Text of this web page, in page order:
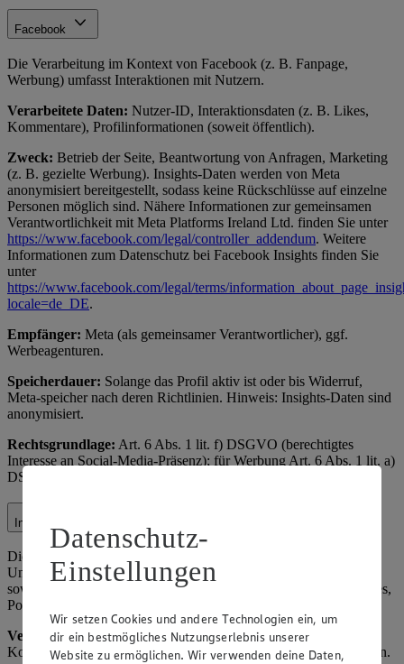
Facebook
Die Verarbeitung im Kontext von Facebook (z. B. Fanpage,
Werbung) umfasst Interaktionen mit Nutzern.
Verarbeitete Daten: Nutzer-ID, Interaktionsdaten (z. B. Likes,
Kommentare), Profilinformationen (soweit öffentlich).
Zweck: Betrieb der Seite, Beantwortung von Anfragen, Marketing
(z. B. gezielte Werbung). Insights-Daten werden von Meta
anonymisiert bereitgestellt, sodass keine Rückschlüsse auf einzelne
Personen möglich sind. Nähere Informationen zur gemeinsamen
Verantwortlichkeit mit Meta Platforms Ireland Ltd. finden Sie unter
https://www.facebook.com/legal/controller_addendum. Weitere
Informationen zum Datenschutz bei Facebook Insights finden Sie
unter
https://www.facebook.com/legal/terms/
locale=de_DE.
Empfänger: Meta (als gemeinsamer Verantwortlicher), ggf.
Werbeagenturen.
Speicherdauer: Solange das Profil aktiv ist oder bis Widerruf,
Meta-speicher nach deren Richtlinien. Hinweis: Insights-Daten sind
anonymisiert.
Rechtsgrundlage: Art. 6 Abs. 1 lit. f) DSGVO (berechtigtes
Interesse an Social-Media-Präsenz); für Werbung Art. 6 Abs. 1 lit. a)
DSGVO (Einwilligung über Facebook-Einstellungen).
Instagram
Die Verarbeitung im Kontext von Instagram (z. B.
Unternehmensprofil, Werbung) umfasst Interaktionen mit Nutzern
sowie die Veröffentlichung und Analyse von Inhalten (z. B. Stories,
Posts).
Verarbeitete Daten:Nutzer-ID, Interaktionsdaten (z. B. Likes,
Kommentare), Profilinformationen (soweit öffentlich), Inhaltsdaten.
Datenschutz-
Einstellungen
Wir setzen Cookies und andere Technologien ein, um
dir ein bestmögliches Nutzungserlebnis unserer
Website zu ermöglichen. Wir verwenden deine Daten,